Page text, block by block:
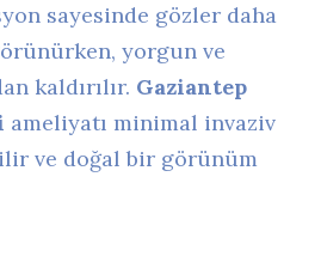
sayesinde gözler daha
yorgun ve
kaldırılır. Gaziantep
ameliyatı minimal invaziv
ve doğal bir görünüm